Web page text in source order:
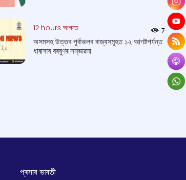
12 hours আগতে 7
অসমসহ উত্তৰ পূৰ্বাঞ্চলৰ ৰাজ্যসমূহত ১২ আগষ্টপর্যন্ত
ধাৰাসাৰ বৰষুণৰ সম্ভাৱনা
প্ৰসাৰ ভাৰতী